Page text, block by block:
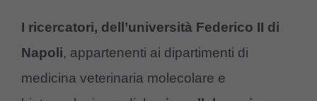
I ricercatori, dell’università Federico II di
Napoli, appartenenti ai dipartimenti di
medicina veterinaria molecolare e